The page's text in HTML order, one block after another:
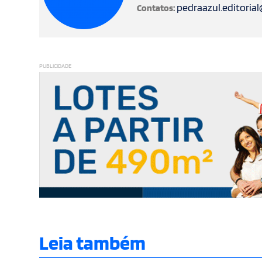
Contatos:
PUBLICIDADE
Leia também